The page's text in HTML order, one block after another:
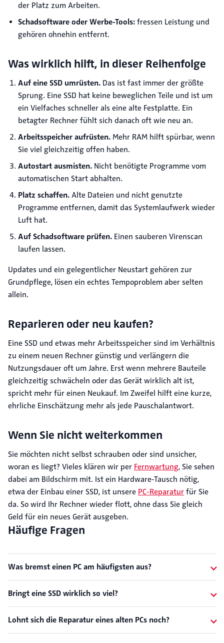
der Platz zum Arbeiten.
Schadsoftware oder Werbe-Tools: fressen Leistung und
gehören ohnehin entfernt.
Was wirklich hilft, in dieser Reihenfolge
Auf eine SSD umrüsten. Das ist fast immer der größte
Sprung. Eine SSD hat keine beweglichen Teile und ist um
ein Vielfaches schneller als eine alte Festplatte. Ein
betagter Rechner fühlt sich danach oft wie neu an.
Arbeitsspeicher aufrüsten. Mehr RAM hilft spürbar, wenn
Sie viel gleichzeitig offen haben.
Autostart ausmisten. Nicht benötigte Programme vom
automatischen Start abhalten.
Platz schaffen. Alte Dateien und nicht genutzte
Programme entfernen, damit das Systemlaufwerk wieder
Luft hat.
Auf Schadsoftware prüfen. Einen sauberen Virenscan
laufen lassen.
Updates und ein gelegentlicher Neustart gehören zur
Grundpflege, lösen ein echtes Tempoproblem aber selten
allein.
Reparieren oder neu kaufen?
Eine SSD und etwas mehr Arbeitsspeicher sind im Verhältnis
zu einem neuen Rechner günstig und verlängern die
Nutzungsdauer oft um Jahre. Erst wenn mehrere Bauteile
gleichzeitig schwächeln oder das Gerät wirklich alt ist,
spricht mehr für einen Neukauf. Im Zweifel hilft eine kurze,
ehrliche Einschätzung mehr als jede Pauschalantwort.
Wenn Sie nicht weiterkommen
Sie möchten nicht selbst schrauben oder sind unsicher,
woran es liegt? Vieles klären wir per Fernwartung, Sie sehen
dabei am Bildschirm mit. Ist ein Hardware-Tausch nötig,
etwa der Einbau einer SSD, ist unsere PC-Reparatur für Sie
da. So wird Ihr Rechner wieder flott, ohne dass Sie gleich
Geld für ein neues Gerät ausgeben.
Häufige Fragen
Was bremst einen PC am häufigsten aus?
Bringt eine SSD wirklich so viel?
Lohnt sich die Reparatur eines alten PCs noch?